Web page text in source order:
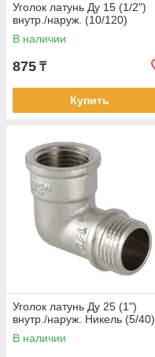
Уголок латунь Ду 15 (1/2")
внутр./наруж. (10/120)
В наличии
875 ₸
Купить
Уголок латунь Ду 25 (1")
внутр./наруж. Никель (5/40)
В наличии